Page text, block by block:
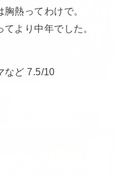
熱ってわけで。
より中年でした。
など 7.5/10